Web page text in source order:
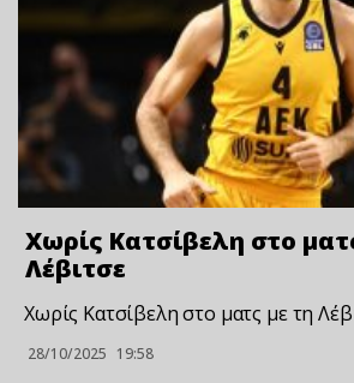
Χωρίς Κατσίβελη στο
Λέβιτσε
Χωρίς Κατσίβελη στο ματς με τη
28/10/2025 19:58